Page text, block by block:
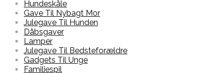
Hundeskåle
Gave Til Nybagt Mor
Julegave Til Hunden
Dåbsgaver
Lamper
Julegave Til Bedsteforældre
Gadgets Til Unge
Familiespil